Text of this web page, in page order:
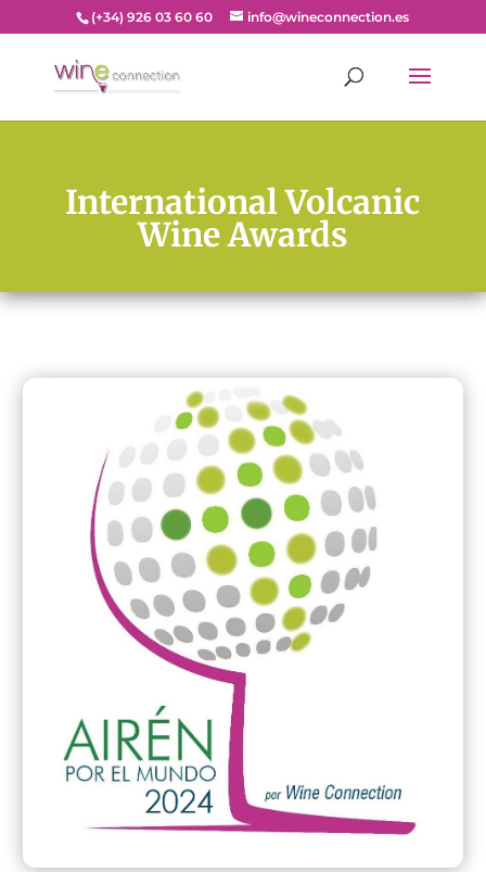
(+34) 926 03 60 60 info@wineconnection.es
International Volcanic
Wine Awards